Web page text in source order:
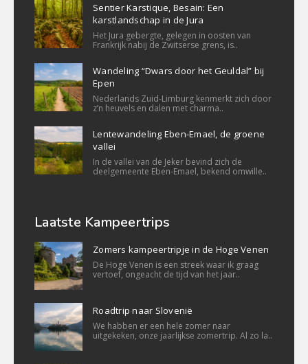
Sentier Karstique, Besain: Een
karstlandschap in de Jura
Het Jura gebergte, gelegen in oosten van
Frankrijk nabij de Zwitserse grens, is..
Wandeling “Dwars door het Geuldal” bij
Epen
Nederlands Zuid-Limburg kenmerkt zich door
z’n heuvels en dalen met charma..
Lentewandeling Eben-Emael, de groene
vallei
In de vallei van de Jeker bevind zich de
deelgemeente Eben-Emael, bekend omwille..
Laatste Kampeertrips
Zomers kampeertripje in de Hoge Venen
De Hoge Venen is een streek waar ik graag
vertoef, ongeacht de tijd van het jaar..
Roadtrip naar Slovenië
We habben er een hele zomer naar
uitgekeken, onze jaarlijkse zomertrip. Al zo la..